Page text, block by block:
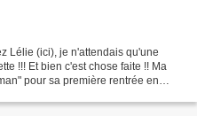
Lélie (ici), je n'attendais qu'une
!!! Et bien c'est chose faite !! Ma
pour sa première rentrée en